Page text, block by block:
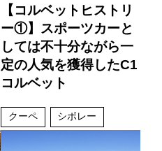
【コルベットヒストリ
ー①】スポーツカーと
しては不十分ながら一
定の人気を獲得したC1
コルベット
クーペ シボレー